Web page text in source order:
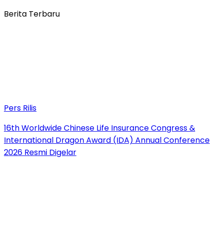
Berita Terbaru
Pers Rilis
16th Worldwide Chinese Life Insurance Congress &
International Dragon Award (IDA) Annual Conference
2026 Resmi Digelar